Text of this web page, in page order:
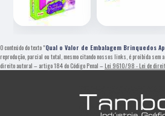
O conteúdo do texto "Qual o Valor de Embalagem Brinquedos
reprodução, parcial ou total, mesmo citando nossos links, é proibida sem
direito autoral – artigo 184 do Código Penal – Lei 9610/98 - Lei de